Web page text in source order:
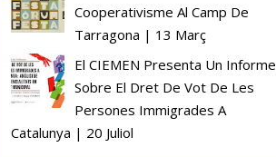
Cooperativisme Al Camp De
Tarragona | 13 Març
El CIEMEN Presenta Un Informe
Sobre El Dret De Vot De Les
Persones Immigrades A
Catalunya | 20 Juliol